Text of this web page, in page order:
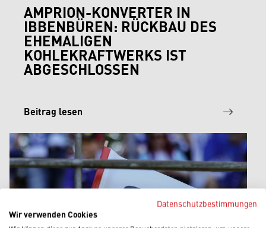
AMPRION-KONVERTER IN
IBBENBÜREN: RÜCKBAU DES
EHEMALIGEN
KOHLEKRAFTWERKS IST
ABGESCHLOSSEN
Beitrag lesen
Datenschutzbestimmungen
Wir verwenden Cookies